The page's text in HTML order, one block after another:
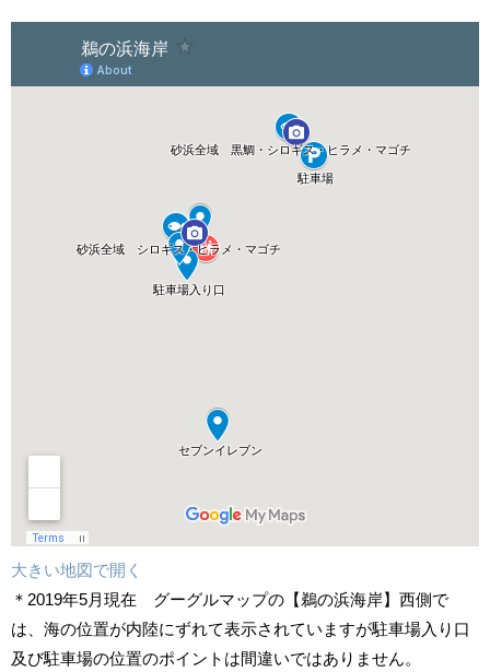
大きい地図で開く
＊2019年5月現在 グーグルマップの【鵜の浜海岸】西側で
は、海の位置が内陸にずれて表示されていますが駐車場入り口
及び駐車場の位置のポイントは間違いではありません。